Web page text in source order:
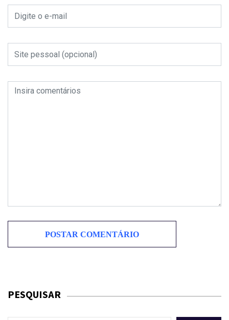
PESQUISAR